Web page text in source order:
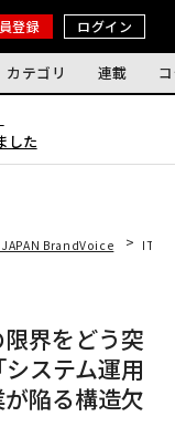
登録 ログイン
カテゴリ 連載
した
BrandVoice IT人
界をどう突
システム運用
陥る構造欠